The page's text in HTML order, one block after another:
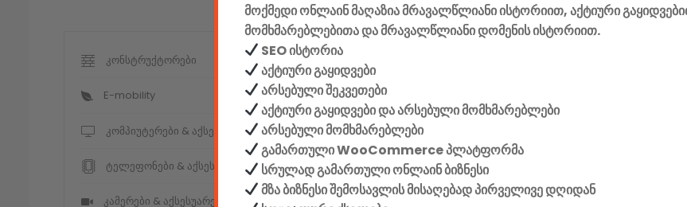
კონსტრუქტორები
E-mobility
კომპიუტერები & აქსესუარები
ტელეფონები & აქსესუარები
კამერები & აქსესუარები
მოქმედი ონლაინ მაღაზია მრავალწლიანი ისტორიით, აქტიური
მომხმარებლებითა და მრავალწლიანი დომენის ისტორიით.
SEO ისტორია
აქტიური გაყიდვები
არსებული შეკვეთები
აქტიური გაყიდვები და არსებული მომხმარებლები
არსებული მომხმარებლები
გამართული WooCommerce პლატფორმა
სრულად გამართული ონლაინ ბიზნესი
მზა ბიზნესი შემოსავლის მისაღებად პირველივე დღიდან